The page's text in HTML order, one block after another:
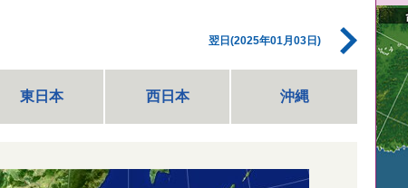
翌日(2025年01月03日)
東日本 西日本 沖縄